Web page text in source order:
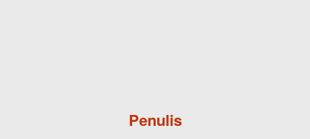
Penulis